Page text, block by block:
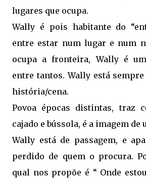
lugares que ocupa.
Wally é pois habitante do
entre estar num lugar e num
ocupa a fronteira, Wally é
entre tantos. Wally está
história/cena.
Povoa épocas distintas, traz
cajado e bússola, é a imagem de
Wally está de passagem, e
perdido de quem o procura.
qual nos propõe é “ Onde